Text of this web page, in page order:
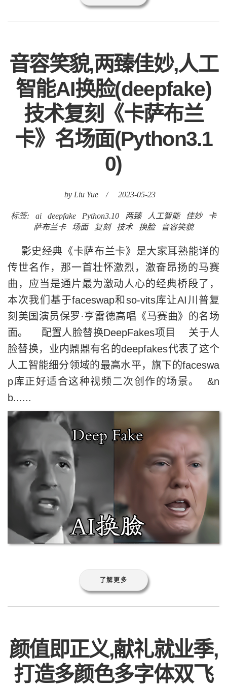
音容笑貌,两臻佳妙,人工
智能AI换脸(deepfake)
技术复刻《卡萨布兰
卡》名场面(Python3.1
0)
by Liu Yue / 2023-05-23
标签: ai deepfake Python3.10 两臻 人工智能 佳妙
卡
萨布兰卡
场面 复刻 技术 换脸 音容笑貌
影史经典《卡萨布兰卡》是大家耳熟能详的
传世名作，那一首壮怀激烈，激奋昂扬的马赛
曲，应当是通片最为激动人心的经典桥段了，
本次我们基于faceswap和so-vits库让AI川普复
刻美国演员保罗·亨雷德高唱《马赛曲》的名场
面。 配置人脸替换DeepFakes项目 关于人
脸替换，业内鼎鼎有名的deepfakes代表了这个
人工智能细分领域的最高水平，旗下的faceswa
p库正好适合这种视频二次创作的场景。 &n
b......
了解更多
颜值即正义,献礼就业季,
打造多颜色多字体双飞